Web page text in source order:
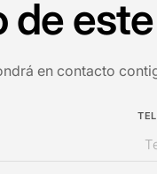
en contacto